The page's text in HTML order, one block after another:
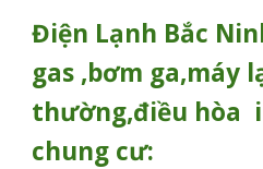
Điện Lạnh Bắc
gas ,bơm ga,máy
thường,điều hòa
chung cư: